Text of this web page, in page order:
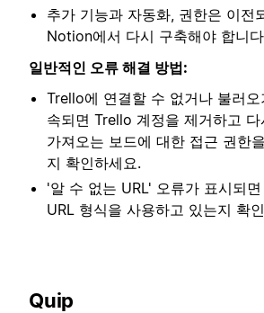
추가 기능과 자동화, 권한은 이전
Notion에서 다시 구축해야 합니
일반적인 오류 해결 방법:
Trello에 연결할 수 없거나 불러
속되면 Trello 계정을 제거하고
가져오는 보드에 대한 접근 권한
지 확인하세요.
'알 수 없는 URL' 오류가 표시되
URL 형식을 사용하고 있는지 확
Quip